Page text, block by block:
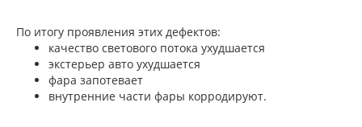
По итогу проявления этих дефектов:
качество светового потока ухудшается
экстерьер авто ухудшается
фара запотевает
внутренние части фары корродируют.